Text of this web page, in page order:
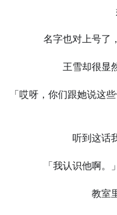
名字也对上号了
王雪却很显
「哎呀，你们跟她说这
听到这话
「我认识他啊。
教室